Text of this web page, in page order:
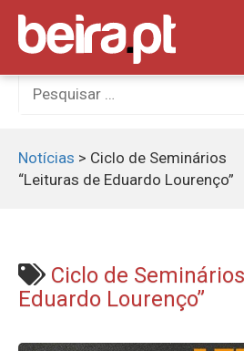
Skip
content
Procurar
por:
Notícias > Ciclo de Seminários
“Leituras de Eduardo Lourenço”
Ciclo de
Eduardo Lourenço”